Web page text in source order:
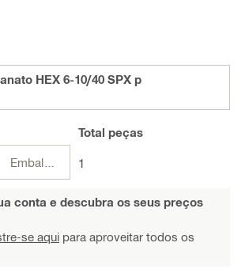
HEX 6-10/40 SPX p
Embalagens
Total peças
1
conta e descubra os seus preços
se aqui para aproveitar todos os